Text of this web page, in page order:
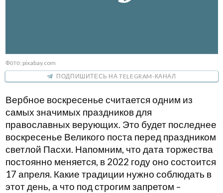
Фото: pixabay.com
ПОДПИШИТЕСЬ НА TELEGRAM-КАНАЛ
Вербное воскресенье считается одним из
самых значимых праздников для
православных верующих. Это будет последнее
воскресенье Великого поста перед праздником
светлой Пасхи. Напомним, что дата торжества
постоянно меняется, в 2022 году оно состоится
17 апреля. Какие традиции нужно соблюдать в
этот день, а что под строгим запретом –